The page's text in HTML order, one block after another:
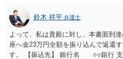
鈴木 祥平 弁護士
よって、私は貴殿に対し、本書面到
座へ金23万円全額を振り込んで返還
す。 【振込先】 銀行名 ○○銀行